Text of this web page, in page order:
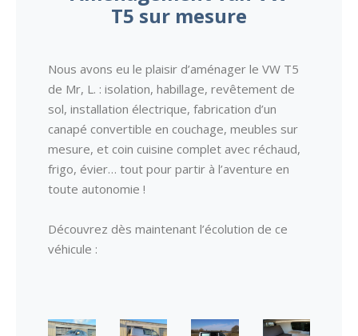
T5 sur mesure
Nous avons eu le plaisir d’aménager le VW T5
de Mr, L. : isolation, habillage, revêtement de
sol, installation électrique, fabrication d’un
canapé convertible en couchage, meubles sur
mesure, et coin cuisine complet avec réchaud,
frigo, évier… tout pour partir à l’aventure en
toute autonomie !
Découvrez dès maintenant l’écolution de ce
véhicule :